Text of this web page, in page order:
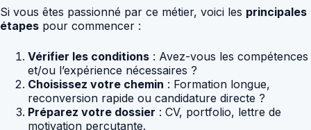
Si vous êtes passionné par ce métier, voici les principales
étapes pour commencer :
Vérifier les conditions : Avez-vous les compétences
et/ou l’expérience nécessaires ?
Choisissez votre chemin : Formation longue,
reconversion rapide ou candidature directe ?
Préparez votre dossier : CV, portfolio, lettre de
motivation percutante.